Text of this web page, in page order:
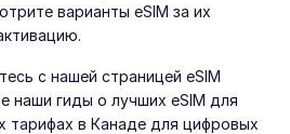
варианты eSIM за их
с нашей страницей eSIM
наши гиды о лучших eSIM для
тарифах в Канаде для цифровых